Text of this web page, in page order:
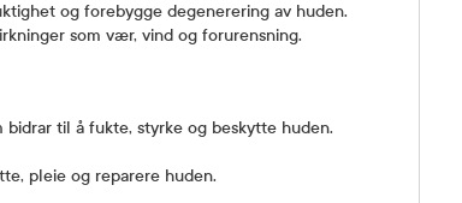
og forebygge degenerering av huden.
som vær, vind og forurensning.
til å fukte, styrke og beskytte huden.
pleie og reparere huden.